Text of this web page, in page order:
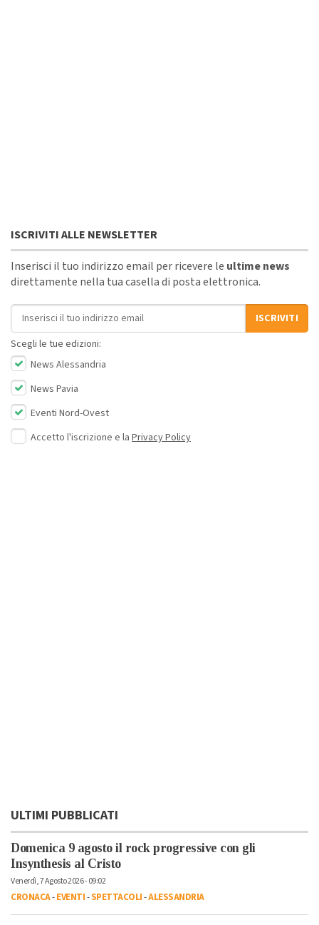
ISCRIVITI ALLE NEWSLETTER
Inserisci il tuo indirizzo email per ricevere le ultime news
direttamente nella tua casella di posta elettronica.
Indirizzo email
ISCRIVITI
Scegli le tue edizioni:
News Alessandria
News Pavia
Eventi Nord-Ovest
Accetto l'iscrizione e la Privacy Policy
ULTIMI PUBBLICATI
Domenica 9 agosto il rock progressive con gli
Insynthesis al Cristo
Venerdì, 7 Agosto 2026 - 09:02
CRONACA-EVENTI-SPETTACOLI-ALESSANDRIA